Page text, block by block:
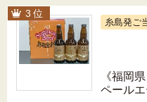
糸島発ご
《福岡
ペールエ